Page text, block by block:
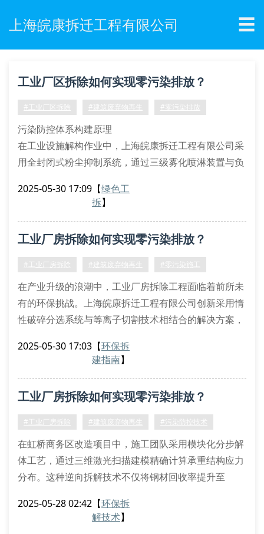
上海皖康拆迁工程有限公司 ☰
工业厂区拆除如何实现零污染排放？
#工业厂区拆除 #建筑废弃物再生 #零污染排放
污染防控体系构建原理
在工业设施解构作业中，上海皖康拆迁工程有限公司采
用全封闭式粉尘抑制系统，通过三级雾化喷淋装置与负
以内。针对化工残留物实施原位固化技术，运用高分子
挥发性有机物治理采用rto蓄热式焚烧装置
石棉纤维清除配备hepa过滤单元
2025-05-30 17:09 【绿色工
拆】
工业厂房拆除如何实现零污染排放？
#工业厂房拆除 #建筑废弃物再生 #零污染施工
在产业升级的浪潮中，工业厂房拆除工程面临着前所未
有的环保挑战。上海皖康拆迁工程有限公司创新采用惰
性破碎分选系统与等离子切割技术相结合的解决方案，
ⅱ类排放标准。
体系：首先运用微差爆破预切割工艺实现精准解体，随
后通过负压式粉尘收集装置进行实时吸附，最后采用生
2025-05-30 17:03 【环保拆
建指南】
工业厂房拆除如何实现零污染排放？
#工业厂房拆除 #建筑废弃物再生 #污染防控技术
在虹桥商务区改造项目中，施工团队采用模块化分步解
体工艺，通过三维激光扫描建模精确计算承重结构应力
分布。这种逆向拆解技术不仅将钢材回收率提升至
专业拆解设备应用体系
2025-05-28 02:42 【环保拆
解技术】